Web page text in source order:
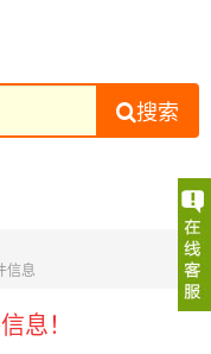
搜索
信息
息！